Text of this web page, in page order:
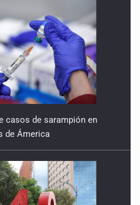
casos de sarampión en
de Ámerica